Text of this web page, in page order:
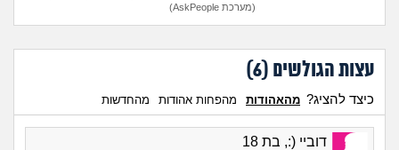
(מערכת AskPeople)
עצות הגולשים (6
)
כיצד להציג? מהאהודות מהפחות אהודות מהחדשות
דוביי (:, בת 18